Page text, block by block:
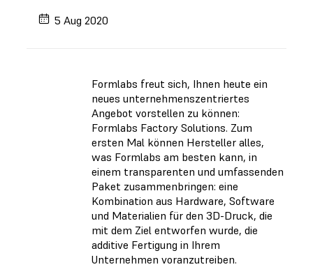
5 Aug 2020
Formlabs freut sich, Ihnen heute ein
neues unternehmenszentriertes
Angebot vorstellen zu können:
Formlabs Factory Solutions. Zum
ersten Mal können Hersteller alles,
was Formlabs am besten kann, in
einem transparenten und umfassenden
Paket zusammenbringen: eine
Kombination aus Hardware, Software
und Materialien für den 3D-Druck, die
mit dem Ziel entworfen wurde, die
additive Fertigung in Ihrem
Unternehmen voranzutreiben.